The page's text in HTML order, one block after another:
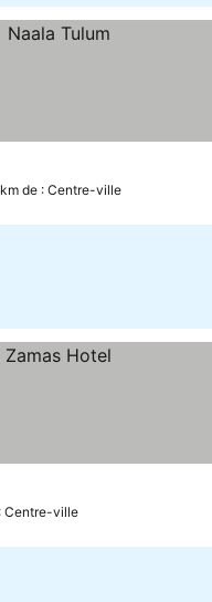
de : Centre-ville
Centre-ville